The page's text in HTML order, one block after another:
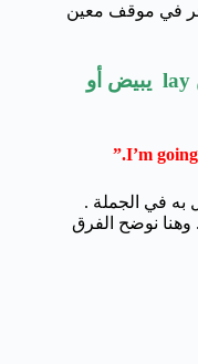
في موقف معين
6- إستخدام lie ( يكذب ) بدلاٌ من lay يبيض أو
به في الجملة .
نوضح الفرق